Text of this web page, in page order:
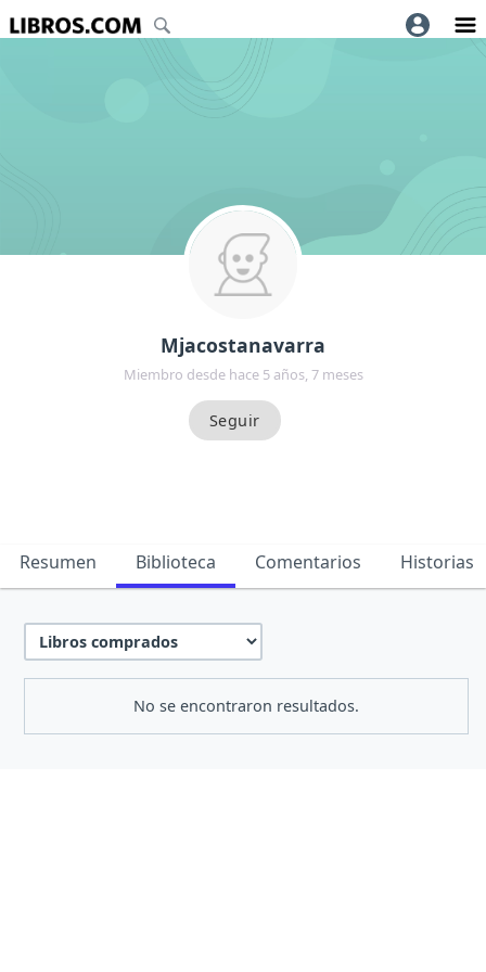
Mjacostanavarra
Miembro desde hace 5 años, 7 meses
Resumen Biblioteca Comentarios Historias
No se encontraron resultados.